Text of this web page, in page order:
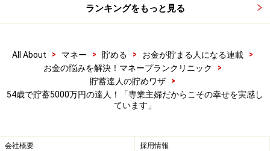
また独身時代、10年間継続して毎月7万円、ボーナスも
ほぼ全額貯蓄していたそうです。もともと達人同士が結
になります。
専業主婦だからできる「自家製」の効果
ここまで書くと、専業主婦が貯蓄の達人になるために
ランキングをもっと見る
All About > マネー > 貯める > お金が貯まる人になる連載
>
お金の悩みを解決！マネープランクリニック
>
貯蓄達人の貯めワザ
>
54歳で貯蓄5000万円の達人！「専業主婦だからこその幸せを実感し
ています」
会社概要 採用情報